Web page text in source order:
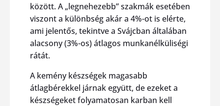
között. A „legnehezebb” szakmák esetében
viszont a különbség akár a 4%-ot is elérte,
ami jelentős, tekintve a Svájcban általában
alacsony (3%-os) átlagos munkanélküliségi
rátát.
A kemény készségek magasabb
átlagbérekkel járnak együtt, de ezeket a
készségeket folyamatosan karban kell